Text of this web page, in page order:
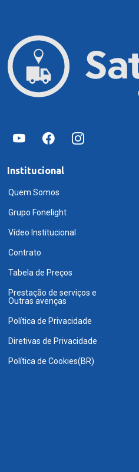
Institucional
Quem Somos
Grupo Fonelight
Vídeo Institucional
Contrato
Tabela de Preços
Prestação de serviços e
Outras avenças
Política de Privacidade
Diretivas de Privacidade
Política de Cookies(BR)